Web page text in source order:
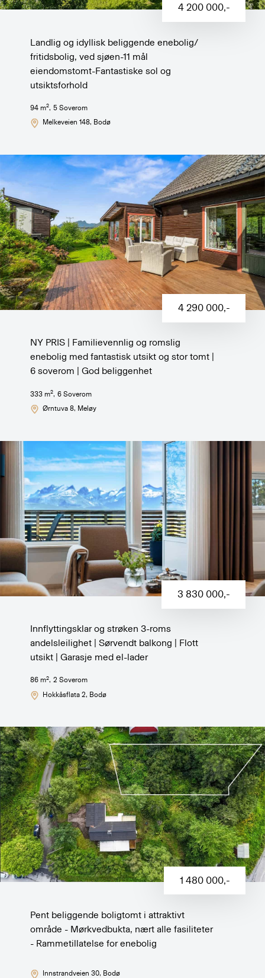
4 200 000,-
Landlig og idyllisk beliggende enebolig/
fritidsbolig, ved sjøen-11 mål
eiendomstomt-Fantastiske sol og
utsiktsforhold
94 m2, 5Soverom
Melkeveien 148, Bodø
4 290 000,-
NY PRIS | Familievennlig og romslig
enebolig med fantastisk utsikt og stor tomt |
6 soverom | God beliggenhet
333 m2, 6Soverom
Ørntuva 8, Meløy
3 830 000,-
Innflyttingsklar og strøken 3-roms
andelsleilighet | Sørvendt balkong | Flott
utsikt | Garasje med el-lader
86 m2, 2 Soverom
Hokkåsflata 2, Bodø
1 480 000,-
Pent beliggende boligtomt i attraktivt
område - Mørkvedbukta, nært alle fasiliteter
- Rammetillatelse for enebolig
Innstrandveien 30, Bodø